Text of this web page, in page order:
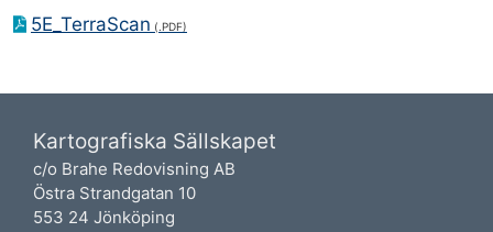
5E_TerraScan
Kartografiska Sällskapet
c/o Brahe Redovisning AB
Östra Strandgatan 10
553 24 Jönköping